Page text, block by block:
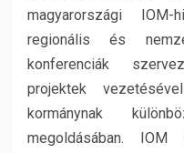
magyarországi IOM-
regionális és
konferenciák
projektek
kormánynak
megoldásában.